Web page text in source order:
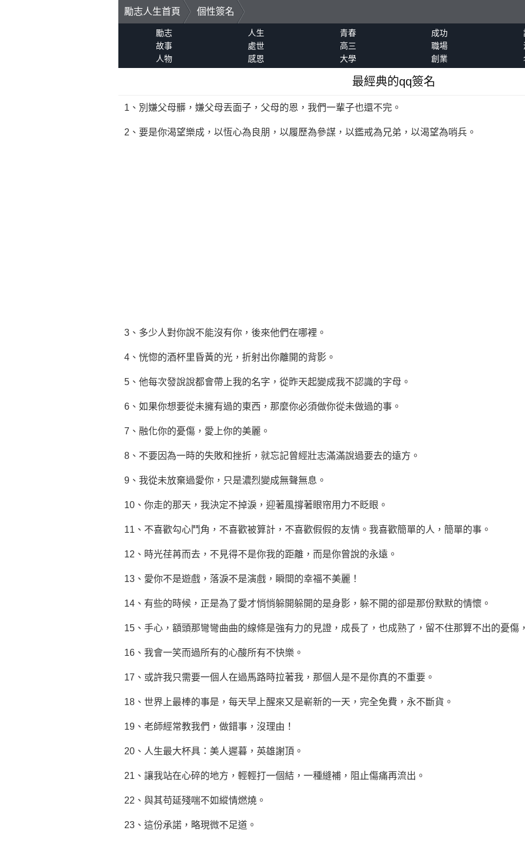
勵志人生首頁 個性簽名
勵志 人生 青春 成功
故事
處世 高三 職場
人物
感恩 大學 創業
最經典的qq簽名
1、別嫌父母髒，嫌父母丟面子，父母的恩，我們一輩子也還不完。
2、要是你渴望樂成，以恆心為良朋，以履歷為參謀，以鑑戒為兄弟，以渴望為哨兵。
3、多少人對你說不能沒有你，後來他們在哪裡。
4、恍惚的酒杯里昏黃的光，折射出你離開的背影。
5、他每次發說說都會帶上我的名字，從昨天起變成我不認識的字母。
6、如果你想要從未擁有過的東西，那麼你必須做你從未做過的事。
7、融化你的憂傷，愛上你的美麗。
8、不要因為一時的失敗和挫折，就忘記曾經壯志滿滿說過要去的遠方。
9、我從未放棄過愛你，只是濃烈變成無聲無息。
10、你走的那天，我決定不掉淚，迎著風撐著眼帘用力不眨眼。
11、不喜歡勾心鬥角，不喜歡被算計，不喜歡假假的友情。我喜歡簡單的人，簡單的事。
12、時光荏苒而去，不見得不是你我的距離，而是你曾說的永遠。
13、愛你不是遊戲，落淚不是演戲，瞬間的幸福不美麗！
14、有些的時候，正是為了愛才悄悄躲開躲開的是身影，躲不開的卻是那份默默的情懷。
15、手心，額頭那彎彎曲曲的線條是強有力的見證，成長了，也成熟了，留不住那算不出的憂傷
16、我會一笑而過所有的心酸所有不快樂。
17、或許我只需要一個人在過馬路時拉著我，那個人是不是你真的不重要。
18、世界上最棒的事是，每天早上醒來又是嶄新的一天，完全免費，永不斷貨。
19、老師經常教我們，做錯事，沒理由！
20、人生最大杯具：美人遲暮，英雄謝頂。
21、讓我站在心碎的地方，輕輕打一個結，一種縫補，阻止傷痛再流出。
22、與其苟延殘喘不如縱情燃燒。
23、這份承諾，略現微不足道。